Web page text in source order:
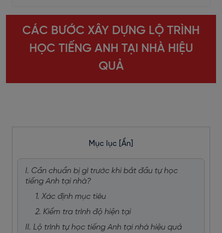
CÁC BƯỚC XÂY DỰNG LỘ TRÌNH
HỌC TIẾNG ANH TẠI NHÀ HIỆU
QUẢ
Mục lục [Ẩn]
I. Cần chuẩn bị gì trước khi bắt đầu tự học
tiếng Anh tại nhà?
1. Xác định mục tiêu
2. Kiểm tra trình độ hiện tại
II. Lộ trình tự học tiếng Anh tại nhà hiệu quả